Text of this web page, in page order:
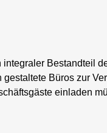
Bestandteil
Büros zur
einladen